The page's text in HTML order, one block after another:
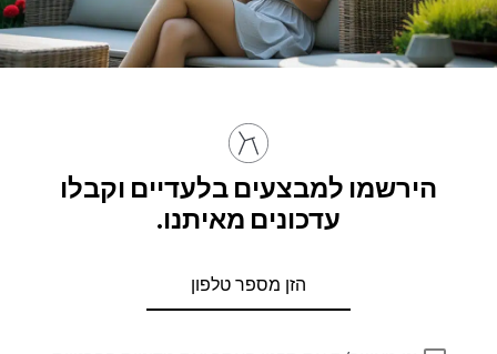
הירשמו למבצעים בלעדיים וקבלו
עדכונים מאיתנו.